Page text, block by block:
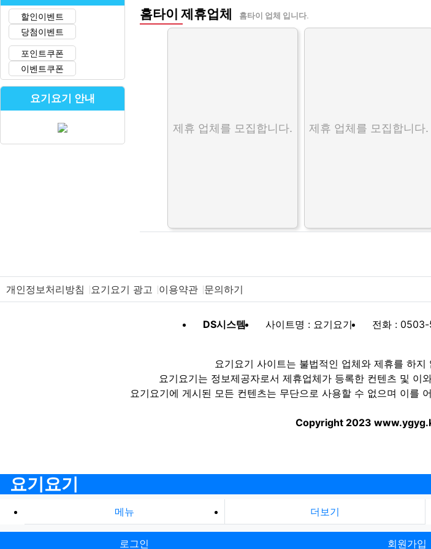
홈타이 제휴업체 홈타이 업체 입니다.
제휴 업체를 모집합니다. 제휴 업체를 모집합니다.
할인이벤트
당첨이벤트
포인트쿠폰
이벤트쿠폰
요기요기 안내
개인정보처리방침 요기요기 광고 이용약관 문의하기
DS시스템 사이트명 : 요기요기 전화 :
요기요기 사이트는 불법적인 업체와 제휴를 하
요기요기는 정보제공자로서 제휴업체가 등록한 컨텐츠 및 이
요기요기에 게시된 모든 컨텐츠는 무단으로 사용할 수 없으며 이를
Copyright 2023
요기요기
메뉴 더보기
로그인 회원가입